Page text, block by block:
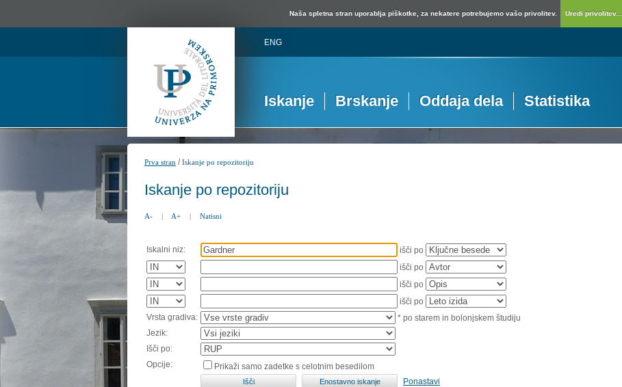
Naša spletna stran uporablja piškotke, za nekatere potrebujemo vašo privolitev. Uredi privolitev...
ENG
Iskanje Brskanje Oddaja dela Statistika
Prva stran /Iskanje po repozitoriju
Iskanje po repozitoriju
A- | A+ | Natisni
Iskalni niz:
išči po
išči po
išči po
išči po
Vrsta gradiva:
* po starem in bolonjskem študiju
Jezik:
Išči po:
Opcije:
Prikaži samo zadetke s celotnim besedilom
Ponastavi